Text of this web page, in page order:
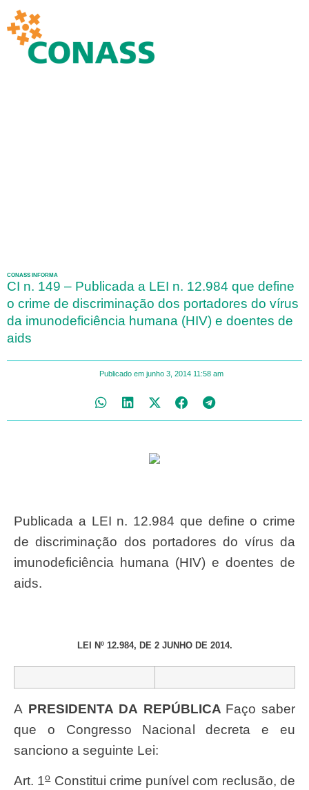
CONASS INFORMA
CI n. 149 – Publicada a LEI n. 12.984 que define
o crime de discriminação dos portadores do vírus
da imunodeficiência humana (HIV) e doentes de
aids
Publicado em junho 3, 2014 11:58 am
Publicada a LEI n. 12.984 que define o crime
de discriminação dos portadores do vírus da
imunodeficiência humana (HIV) e doentes de
aids.
LEI Nº 12.984, DE 2 JUNHO DE 2014.
A PRESIDENTA DA REPÚBLICA Faço saber
que o Congresso Nacional decreta e eu
sanciono a seguinte Lei:
Art. 1oConstitui crime punível com reclusão, de